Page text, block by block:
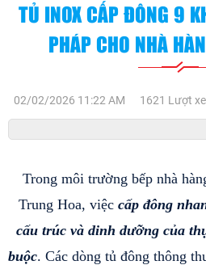
TỦ INOX CẤP ĐÔNG 9
PHÁP CHO NHÀ
02/02/2026 11:22 AM 1621 Lượt
Trong môi trường bếp nhà
Trung Hoa, việc cấp đông
cấu trúc và dinh dưỡng của
buộc. Các dòng tủ đông thông